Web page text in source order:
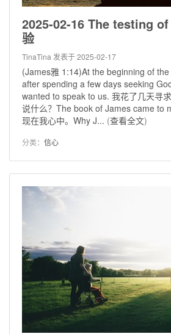
2025-02-16 The testing
验
TinaTina 发表于 2025-02-17
(James雅 1:14)At the beginning of the
after spending a few days seeking
wanted to speak to us. 我花了几天寻
说什么？The book of James came to
现在我心中。Why J... (查看全文)
分类： 信心